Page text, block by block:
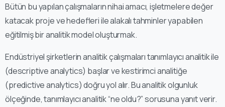
Bütün bu yapılan çalışmaların nihai amacı, işletmelere değer
katacak proje ve hedefleri ile alakalı tahminler yapabilen
eğitilmiş bir analitik model oluşturmak.
Endüstriyel şirketlerin analitik çalışmaları tanımlayıcı analitik ile
(descriptive analytics) başlar ve kestirimci analitiğe
(predictive analytics) doğru yol alır. Bu analitik olgunluk
ölçeğinde, tanımlayıcı analitik “ne oldu?” sorusuna yanıt verir.